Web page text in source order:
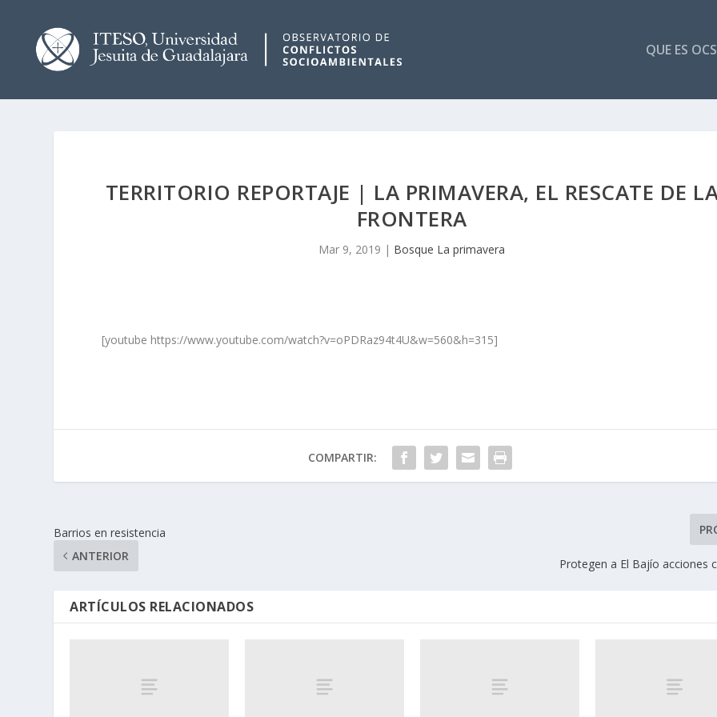
QUE ES
TERRITORIO REPORTAJE | LA PRIMAVERA, EL RESCATE DE
FRONTERA
Mar 9, 2019 | Bosque La primavera
[youtube https://www.youtube.com/watch?v=oPDRaz94t4U&w=560&h=315]
COMPARTIR:
Barrios en resistencia
ANTERIOR
Protegen a El Bajío acciones
ARTÍCULOS RELACIONADOS